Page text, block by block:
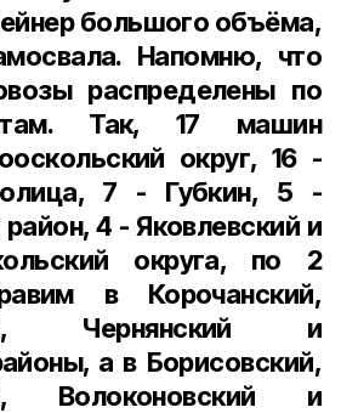
большого объёма,
Напомню, что
распределены по
Так, 17 машин
округ, 16 -
7 - Губкин, 5 -
4 - Яковлевский и
округа, по 2
в Корочанский,
Чернянский и
а в Борисовский,
Волоконовский и